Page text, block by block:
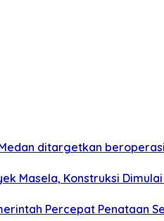
ditargetkan
Masela, Konstruksi
Percepat Penataan